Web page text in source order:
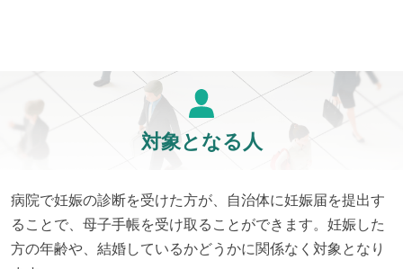
対象となる人
病院で妊娠の診断を受けた方が、自治体に妊娠届を提出す
ることで、母子手帳を受け取ることができます。妊娠した
方の年齢や、結婚しているかどうかに関係なく対象となり